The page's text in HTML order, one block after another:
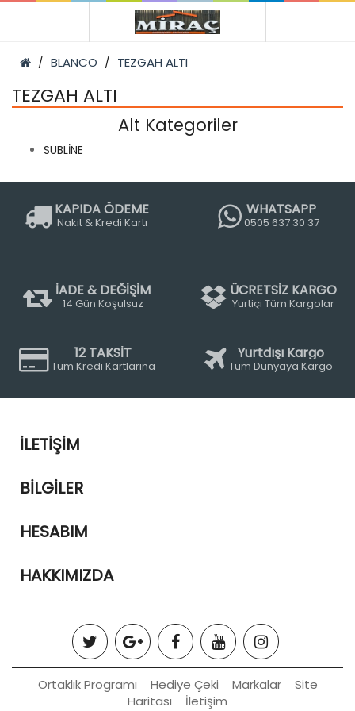
BLANCO TEZGAH ALTI
TEZGAH ALTI
Alt Kategoriler
SUBLİNE
KAPIDA ÖDEME
Nakit & Kredi Kartı
WHATSAPP
0505 637 30 37
İADE & DEĞİŞİM
14 Gün Koşulsuz
ÜCRETSİZ KARGO
Yurtiçi Tüm Kargolar
12 TAKSİT
Tüm Kredi Kartlarına
Yurtdışı Kargo
Tüm Dünyaya Kargo
İLETIŞIM
BILGILER
HESABIM
HAKKIMIZDA
Ortaklık Programı Hediye Çeki Markalar
Site
Haritası
İletişim